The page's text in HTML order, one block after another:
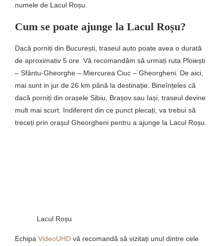
numele de Lacul Roșu.
Cum se poate ajunge la Lacul Roșu?
Dacă porniți din București, traseul auto poate avea o durată
de aproximativ 5 ore. Vă recomandăm să urmați ruta Ploiești
– Sfântu-Gheorghe – Miercurea Ciuc – Gheorgheni. De aici,
mai sunt in jur de 26 km până la destinație. Bineînțeles că
dacă porniți din orașele Sibiu, Brașov sau Iași, traseul devine
mult mai scurt. Indiferent din ce punct plecați, va trebui să
treceți prin orașul Gheorgheni pentru a ajunge la Lacul Roșu.
Lacul Roșu
Echipa VideoUHD vă recomandă să vizitați unul dintre cele